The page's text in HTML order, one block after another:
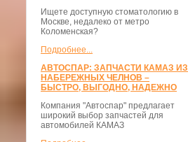
Ищете доступную стоматологию в
Москве, недалеко от метро
Коломенская?
Подробнее...
АВТОСПАР: ЗАПЧАСТИ КАМАЗ ИЗ
НАБЕРЕЖНЫХ ЧЕЛНОВ –
БЫСТРО, ВЫГОДНО, НАДЕЖНО
Компания "Автоспар" предлагает
широкий выбор запчастей для
автомобилей КАМАЗ